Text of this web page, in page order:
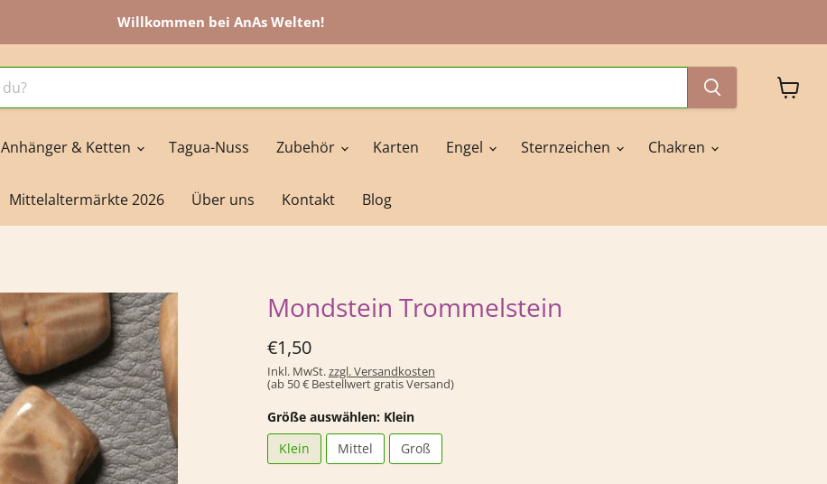
Willkommen bei AnAs Welten!
Anhänger & Ketten Tagua-Nuss Zubehör Karten Engel Sternzeichen Chakren
Mittelaltermärkte 2026 Über uns Kontakt Blog
Mondstein Trommelstein
Derzeitiger Preis
€1,50
Inkl. MwSt.zzgl. Versandkosten
(ab 50 € Bestellwert gratis Versand)
Größe auswählen: Klein
Klein
Mittel Groß